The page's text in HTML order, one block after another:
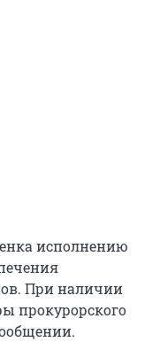
исполнению
При наличии
прокурорского